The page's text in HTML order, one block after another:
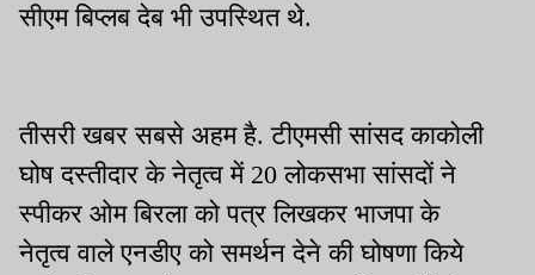
सीएम बिप्लब देब भी उपस्थित थे.
तीसरी खबर सबसे अहम है. टीएमसी सांसद काकोली
घोष दस्तीदार के नेतृत्व में 20 लोकसभा सांसदों ने
स्पीकर ओम बिरला को पत्र लिखकर भाजपा के
नेतृत्व वाले एनडीए को समर्थन देने की घोषणा किये